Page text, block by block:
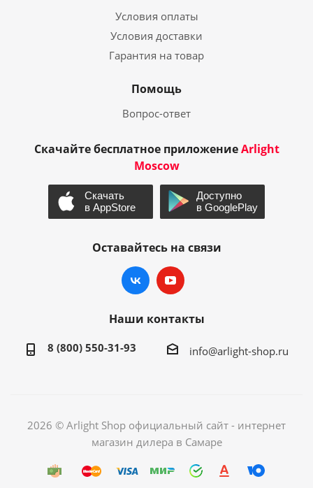
Условия оплаты
Условия доставки
Гарантия на товар
Помощь
Вопрос-ответ
Скачайте бесплатное приложениеArlight
Moscow
Оставайтесь на связи
Наши контакты
8 (800) 550-31-93 info@arlight-shop.ru
2026 © Arlight Shop официальный сайт - интернет
магазин дилера в Самаре